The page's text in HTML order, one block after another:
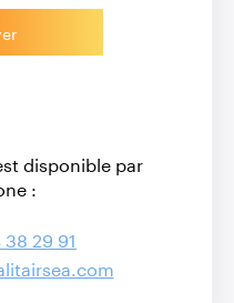
disponible par
:
29 91